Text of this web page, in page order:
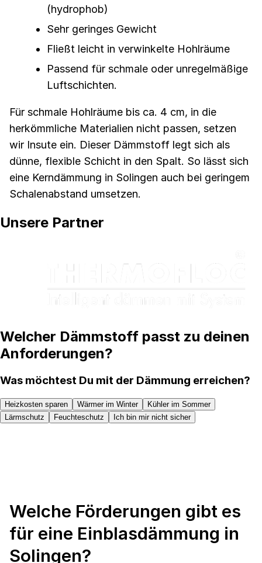
(hydrophob)
Sehr geringes Gewicht
Fließt leicht in verwinkelte Hohlräume
Passend für schmale oder unregelmäßige
Luftschichten.
Für schmale Hohlräume bis ca. 4 cm, in die
herkömmliche Materialien nicht passen, setzen
wir Insute ein. Dieser Dämmstoff legt sich als
dünne, flexible Schicht in den Spalt. So lässt sich
eine Kerndämmung in Solingen auch bei geringem
Schalenabstand umsetzen.
Unsere Partner
Welcher Dämmstoff passt zu deinen
Anforderungen?
Was möchtest Du mit der Dämmung erreichen?
Heizkosten sparen Wärmer im Winter
Kühler im Sommer
Lärmschutz
Feuchteschutz Ich bin mir nicht sicher
Welche Förderungen gibt es
für eine Einblasdämmung in
Solingen?